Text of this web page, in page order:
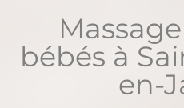
bébés à
en-